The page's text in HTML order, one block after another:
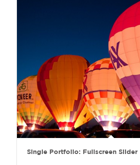
Single Portfolio: Fullscreen Slider